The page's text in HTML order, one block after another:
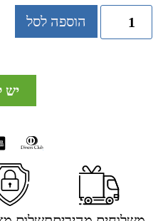
הוספה לסל
יש